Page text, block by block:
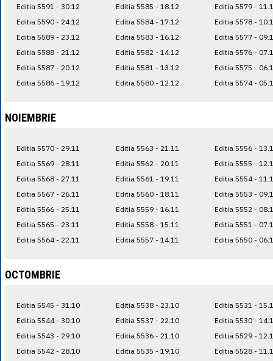
1 MXN= 0.2227
1 NOK= 0.4191
1 RSD= 0.0425
1 RUB= 0.0530
1 TRY= 0.1141
Editia 5591 - 30.12
Editia 5590 - 24.12
Editia 5589 - 23.12
Editia 5588 - 21.12
Editia 5587 - 20.12
Editia 5586 - 19.12
Editia 5585 - 18.12
Editia 5584 - 17.12
Editia 5583 - 16.12
Editia 5582 - 14.12
Editia 5581 - 13.12
Editia 5580 - 12.12
Editia 5579 -
Editia 5578 -
Editia 5577 -
Editia 5576 -
Editia 5575 -
Editia 5574 -
NOIEMBRIE
Editia 5570 - 29.11
Editia 5569 - 28.11
Editia 5568 - 27.11
Editia 5567 - 26.11
Editia 5566 - 25.11
Editia 5565 - 23.11
Editia 5564 - 22.11
Editia 5563 - 21.11
Editia 5562 - 20.11
Editia 5561 - 19.11
Editia 5560 - 18.11
Editia 5559 - 16.11
Editia 5558 - 15.11
Editia 5557 - 14.11
Editia 5556 -
Editia 5555 -
Editia 5554 -
Editia 5553 -
Editia 5552 -
Editia 5551 -
Editia 5550 -
OCTOMBRIE
Editia 5545 - 31.10
Editia 5544 - 30.10
Editia 5543 - 29.10
Editia 5542 - 28.10
Editia 5538 - 23.10
Editia 5537 - 22.10
Editia 5536 - 21.10
Editia 5535 - 19.10
Editia 5531 -
Editia 5530 -
Editia 5529 -
Editia 5528 -